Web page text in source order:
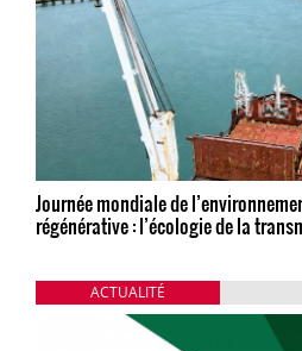
Journée mondiale de
régénérative : l’écologie de la
ACTUALITÉ